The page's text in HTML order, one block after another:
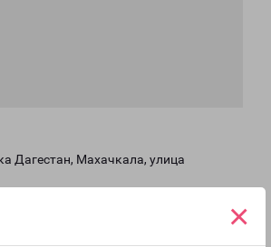
×
Дагестан, Махачкала, улица